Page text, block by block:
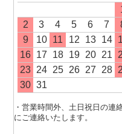
2
3 4 5 6 7
9
10 11 12 13 14
16 17 18 19 20 21
23 24 25 26 27 28
30 31
・営業時間外、土日祝日の連
にご連絡いたします。